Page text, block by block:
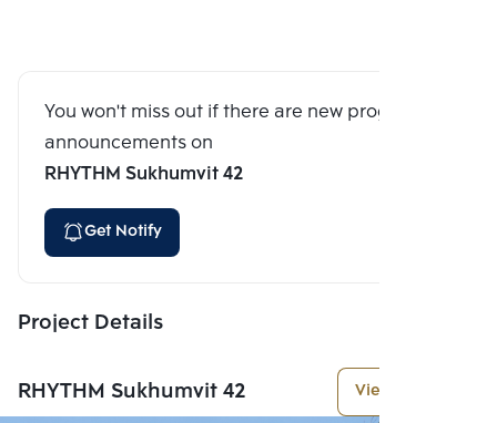
You won't miss out if there are new program
announcements on
RHYTHM Sukhumvit 42
Get Notify
Project Details
RHYTHM Sukhumvit 42 View More